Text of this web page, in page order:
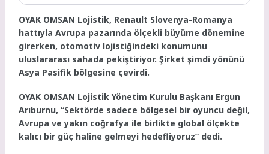
OYAK OMSAN Lojistik, Renault Slovenya-Romanya
hattıyla Avrupa pazarında ölçekli büyüme dönemine
girerken, otomotiv lojistiğindeki konumunu
uluslararası sahada pekiştiriyor. Şirket şimdi yönünü
Asya Pasifik bölgesine çevirdi.
OYAK OMSAN Lojistik Yönetim Kurulu Başkanı Ergun
Arıburnu, “Sektörde sadece bölgesel bir oyuncu değil,
Avrupa ve yakın coğrafya ile birlikte global ölçekte
kalıcı bir güç haline gelmeyi hedefliyoruz” dedi.